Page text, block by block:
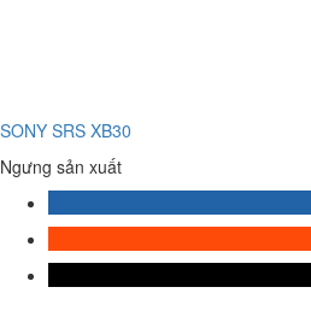
SONY SRS XB30
Ngưng sản xuất